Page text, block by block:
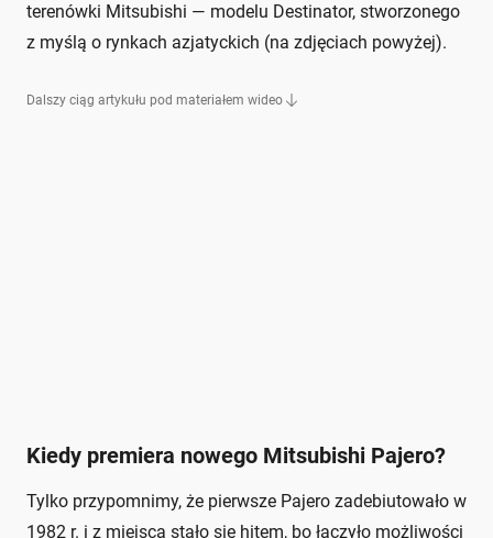
terenówki Mitsubishi — modelu Destinator, stworzonego
z myślą o rynkach azjatyckich (na zdjęciach powyżej).
Dalszy ciąg artykułu pod materiałem wideo
Kiedy premiera nowego Mitsubishi Pajero?
Tylko przypomnimy, że pierwsze Pajero zadebiutowało w
1982 r. i z miejsca stało się hitem, bo łączyło możliwości